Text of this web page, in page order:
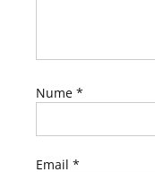
Nume *
Email *